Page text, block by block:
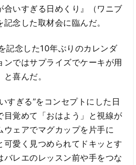
合いすぎる日めくり』（ワニブ
念した取材会に臨んだ。
記念した10年ぶりのカレンダ
ンではサプライズでケーキが用
喜んだ。
すぎる”をコンセプトにした日
目覚めて「おはよう」と視線が
ウェアでマグカップを片手に
可愛く見つめられてドキッとす
バレエのレッスン前や手をつな